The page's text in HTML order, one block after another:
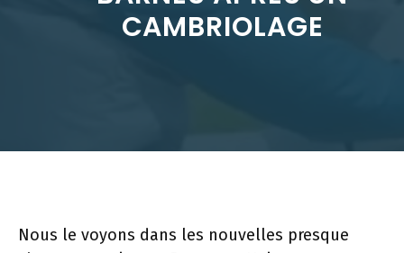
CAMBRIOLAGE
Nous le voyons dans les nouvelles presque